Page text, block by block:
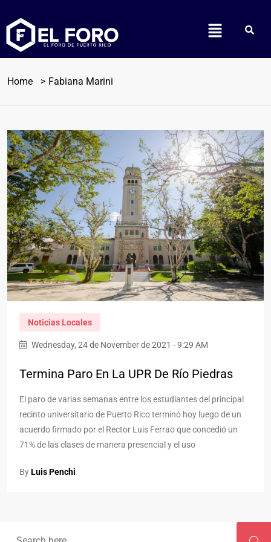
Home Fabiana Marini
Noticias Locales
Wednesday, 24 de November de 2021 - 9:29 AM
Termina Paro En La UPR De Río Piedras
El paro de varias semanas entre los estudiantes del principal
recinto universitario de Puerto Rico terminó hoy luego de un
acuerdo firmado por el Rector Luis Ferrao que concedió un
71% de las clases de manera presencial y el uso
ByLuis Penchi